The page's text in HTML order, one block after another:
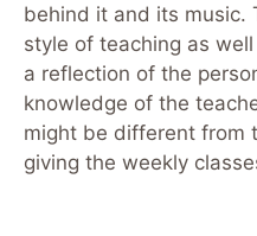
behind it and its music.
style of teaching as
a reflection of the
knowledge of the
might be different from
giving the weekly